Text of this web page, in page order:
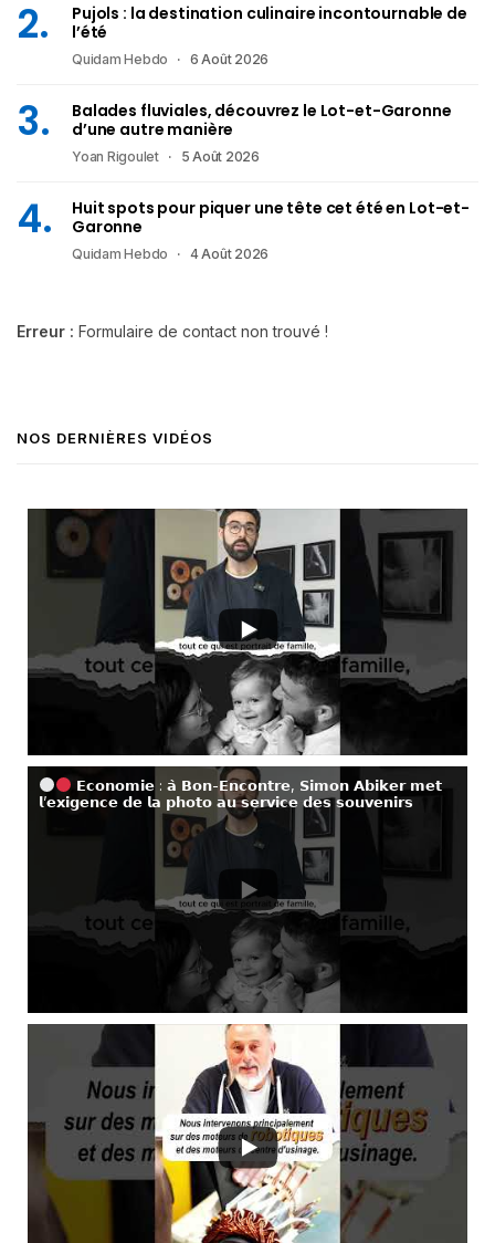
Pujols : la destination culinaire incontournable de
l’été
Quidam Hebdo 6 Août 2026
Balades fluviales, découvrez le Lot-et-Garonne
d’une autre manière
Yoan Rigoulet 5 Août 2026
Huit spots pour piquer une tête cet été en Lot-et-
Garonne
Quidam Hebdo 4 Août 2026
Erreur : Formulaire de contact non trouvé !
NOS DERNIÈRES VIDÉOS
𝗘𝗰𝗼𝗻𝗼𝗺𝗶𝗲 : 𝗮̀ 𝗕𝗼𝗻-𝗘𝗻𝗰𝗼𝗻𝘁𝗿𝗲, 𝗦𝗶𝗺𝗼𝗻 𝗔𝗯𝗶𝗸𝗲𝗿 𝗺𝗲𝘁
𝗹’𝗲𝘅𝗶𝗴𝗲𝗻𝗰𝗲 𝗱𝗲 𝗹𝗮 𝗽𝗵𝗼𝘁𝗼 𝗮𝘂 𝘀𝗲𝗿𝘃𝗶𝗰𝗲 𝗱𝗲𝘀 𝘀𝗼𝘂𝘃𝗲𝗻𝗶𝗿𝘀